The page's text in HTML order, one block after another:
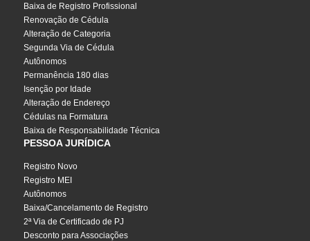
Baixa de Registro Profissional
Renovação de Cédula
Alteração de Categoria
Segunda Via de Cédula
Autônomos
Permanência 180 dias
Isenção por Idade
Alteração de Endereço
Cédulas na Formatura
Baixa de Responsabilidade Técnica
PESSOA JURÍDICA
Registro Novo
Registro MEI
Autônomos
Baixa/Cancelamento de Registro
2ª Via de Certificado de PJ
Desconto para Associações